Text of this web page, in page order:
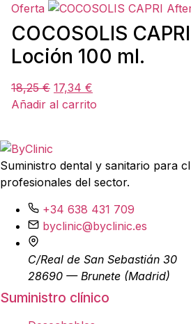
Oferta
COCOSOLIS
Loción 100 ml.
18,25€ 17,34 €
Añadir al carrito
Suministro dental y sanitario para
profesionales del sector.
+34 638 431 709
byclinic@byclinic.es
C/Real de San Sebastián 30
28690 — Brunete (Madrid)
Suministro clínico